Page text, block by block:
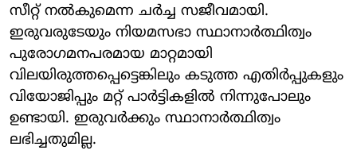
സീറ്റ് നൽകുമെന്ന ചർച്ച സജീവമായി.
ഇരുവരുടേയും നിയമസഭാ സ്ഥാനാർത്ഥിത്വം
പുരോഗമനപരമായ മാറ്റമായി
വിലയിരുത്തപ്പെട്ടെങ്കിലും കടുത്ത എതിർപ്പുകളും
വിയോജിപ്പും മറ്റ് പാർട്ടികളിൽ നിന്നുപോലും
ഉണ്ടായി. ഇരുവർക്കും സ്ഥാനാർത്ഥിത്വം
ലഭിച്ചതുമില്ല.